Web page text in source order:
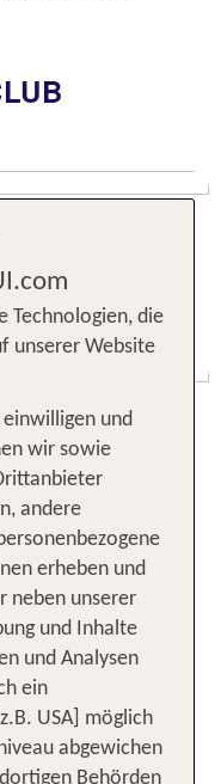
CLUB Angebote
Balearen Angebote
- Unsere
Technologien, die
unserer Website
und
wir sowie
andere
erheben und
neben unserer
und Inhalte
und Analysen
ein
USA] möglich
abgewichen
Behörden